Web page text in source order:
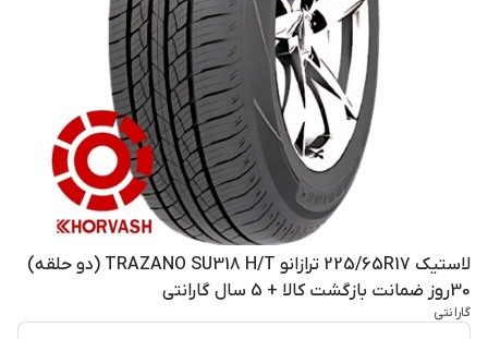
لاستیک 225/65R17 ترازانو TRAZANO SU318 H/T (دو حلقه)
30روز ضمانت بازگشت کالا + 5 سال گارانتی
گارانتی